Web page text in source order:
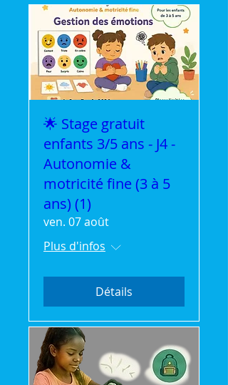
🌟 Stage gratuit
enfants 3/5 ans - J4 -
Autonomie &
motricité fine (3 à 5
ans) (1)
ven. 07 août
Plus d'infos
Détails